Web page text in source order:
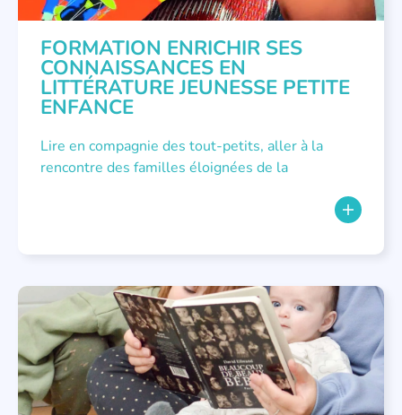
FORMATION ENRICHIR SES
CONNAISSANCES EN
LITTÉRATURE JEUNESSE PETITE
ENFANCE
Lire en compagnie des tout-petits, aller à la
rencontre des familles éloignées de la
FORMATIONS